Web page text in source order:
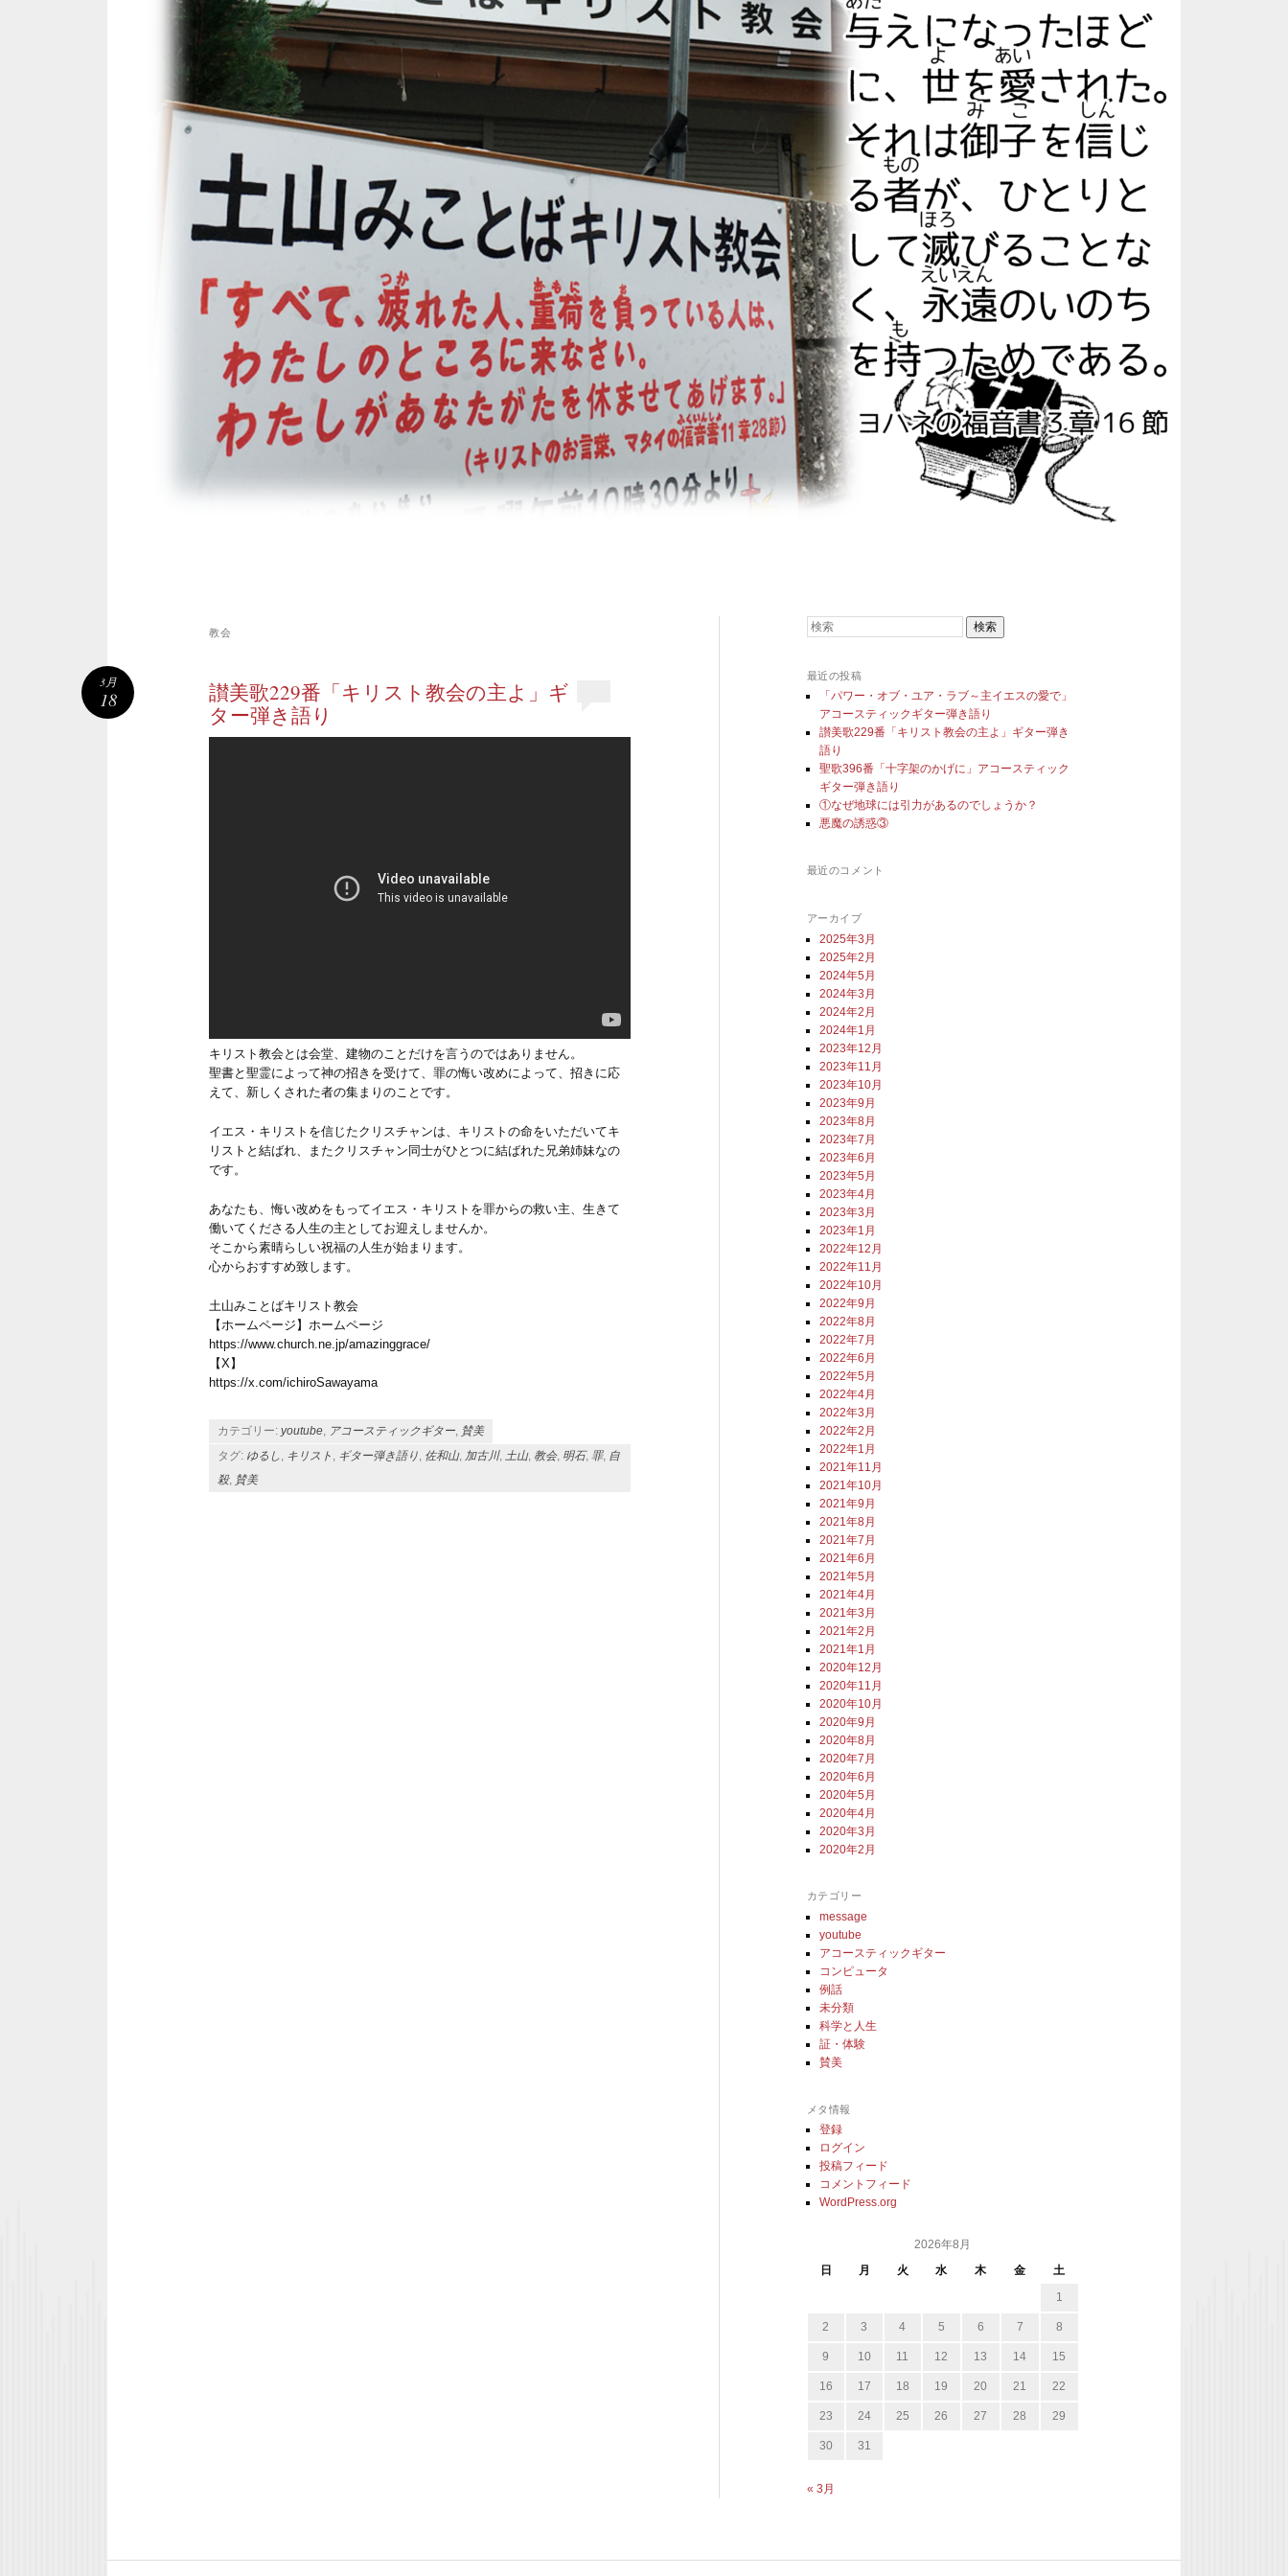
教会
讃美歌229番「キリスト教会の主よ」ギ
ター弾き語り
キリスト教会とは会堂、建物のことだけを言うのではありません。
聖書と聖霊によって神の招きを受けて、罪の悔い改めによって、招きに応
えて、新しくされた者の集まりのことです。
イエス・キリストを信じたクリスチャンは、キリストの命をいただいてキ
リストと結ばれ、またクリスチャン同士がひとつに結ばれた兄弟姉妹なの
です。
あなたも、悔い改めをもってイエス・キリストを罪からの救い主、生きて
働いてくださる人生の主としてお迎えしませんか。
そこから素晴らしい祝福の人生が始まります。
心からおすすめ致します。
土山みことばキリスト教会
【ホームページ】ホームページ
https://www.church.ne.jp/amazinggrace/
【X】
https://x.com/ichiroSawayama
カテゴリー: youtube, アコースティックギター, 賛美
タグ: ゆるし, キリスト , ギター弾き語り, 佐和山, 加古川, 土山, 教会, 明石, 罪, 自
殺, 賛美
3月
18
検索
最近の投稿
「パワー・オブ・ユア・ラブ～主イエスの愛で」
アコースティックギター弾き語り
讃美歌229番「キリスト教会の主よ」ギター弾き
語り
聖歌396番「十字架のかげに」アコースティック
ギター弾き語り
①なぜ地球には引力があるのでしょうか？
悪魔の誘惑③
最近のコメント
アーカイブ
2025年3月
2025年2月
2024年5月
2024年3月
2024年2月
2024年1月
2023年12月
2023年11月
2023年10月
2023年9月
2023年8月
2023年7月
2023年6月
2023年5月
2023年4月
2023年3月
2023年1月
2022年12月
2022年11月
2022年10月
2022年9月
2022年8月
2022年7月
2022年6月
2022年5月
2022年4月
2022年3月
2022年2月
2022年1月
2021年11月
2021年10月
2021年9月
2021年8月
2021年7月
2021年6月
2021年5月
2021年4月
2021年3月
2021年2月
2021年1月
2020年12月
2020年11月
2020年10月
2020年9月
2020年8月
2020年7月
2020年6月
2020年5月
2020年4月
2020年3月
2020年2月
カテゴリー
message
youtube
アコースティックギター
コンピュータ
例話
未分類
科学と人生
証・体験
賛美
メタ情報
登録
ログイン
投稿フィード
コメントフィード
WordPress.org
2026年8月
日
月 火 水 木 金
土
1
2 3 4 5 6 7 8
9 10 11 12 13 14 15
16 17 18 19 20 21 22
23 24 25 26 27 28 29
30 31
« 3月